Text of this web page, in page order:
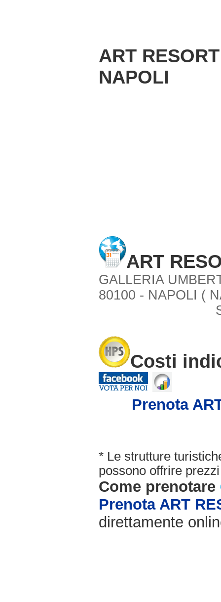
ART
NAPOLI
ART
GALLERIA
80100 - NAPOLI (
Costi
Prenota
* Le strutture
possono offrire
Come prenotare
Prenota ART
direttamente